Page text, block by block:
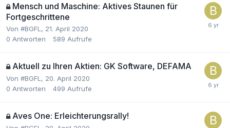
Mensch und Maschine: Aktives Staunen für
Fortgeschrittene
Von #BGFL , 21. April 2020
0 Antworten 589 Aufrufe
Aktuell zu Ihren Aktien: GK Software, DEFAMA
Von #BGFL , 20. April 2020
0 Antworten 499 Aufrufe
Aves One: Erleichterungsrally!